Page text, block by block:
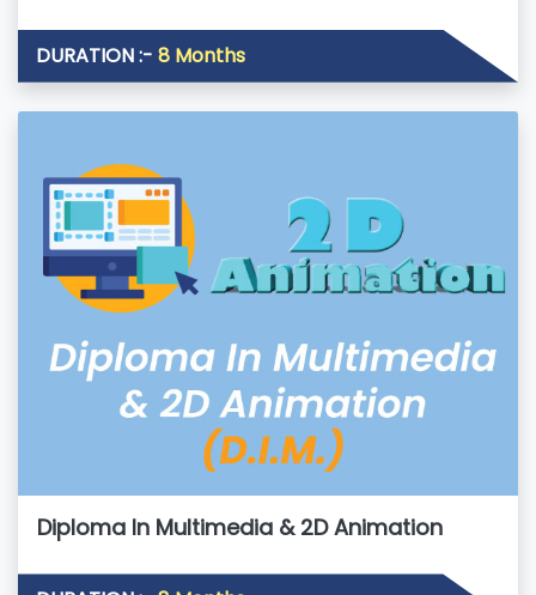
DURATION :- 8 Months
Diploma In Multimedia & 2D Animation